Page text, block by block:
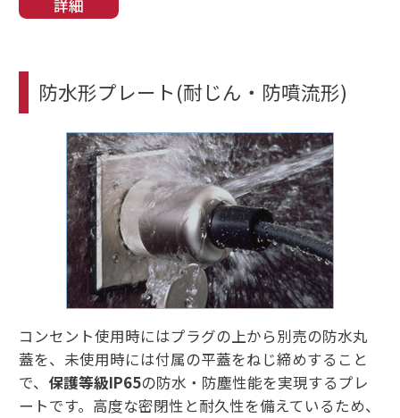
詳細
防水形プレート(耐じん・防噴流形)
コンセント使用時にはプラグの上から別売の防水丸
蓋を、未使用時には付属の平蓋をねじ締めすること
で、 保護等級IP65の防水・防塵性能を実現するプレ
ートです。高度な密閉性と耐久性を備えているため、